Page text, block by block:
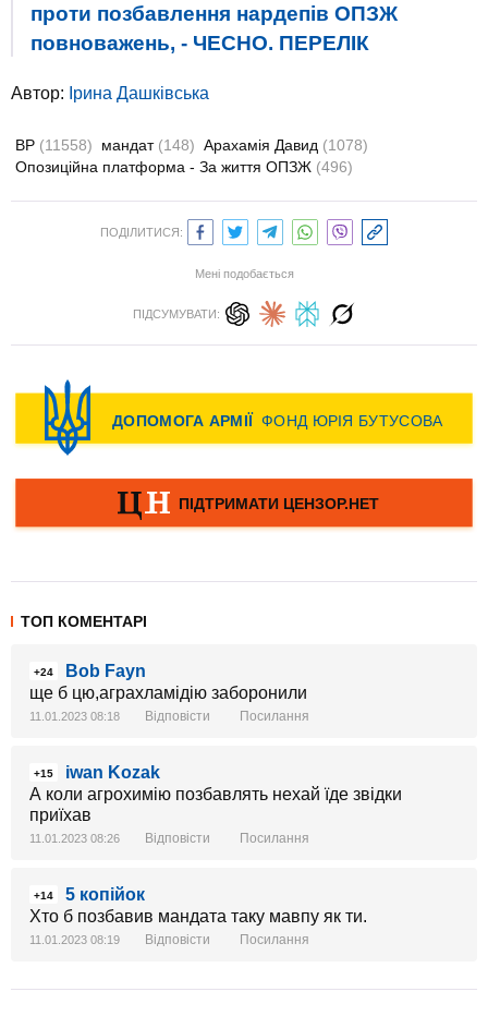
проти позбавлення нардепів ОПЗЖ
повноважень, - ЧЕСНО. ПЕРЕЛІК
Автор: Ірина Дашківська
ВР (11558) мандат (148) Арахамія Давид (1078)
Опозиційна платформа - За життя ОПЗЖ (496)
ПОДІЛИТИСЯ:
Мені подобається
ПІДСУМУВАТИ:
ТОП КОМЕНТАРІ
+24
Bob Fayn
ще б цю,аграхламідію заборонили
11.01.2023 08:18 Відповісти Посилання
+15
iwan Kozak
А коли агрохимію позбавлять нехай їде звідки
приїхав
11.01.2023 08:26 Відповісти Посилання
+14
5 копійок
Хто б позбавив мандата таку мавпу як ти.
11.01.2023 08:19 Відповісти Посилання